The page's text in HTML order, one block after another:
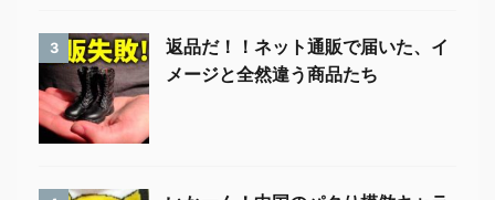
3
返品だ！！ネット通販で届いた、イ
メージと全然違う商品たち